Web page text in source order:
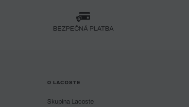
BEZPEČNÁ PLATBA
O LACOSTE
Skupina Lacoste